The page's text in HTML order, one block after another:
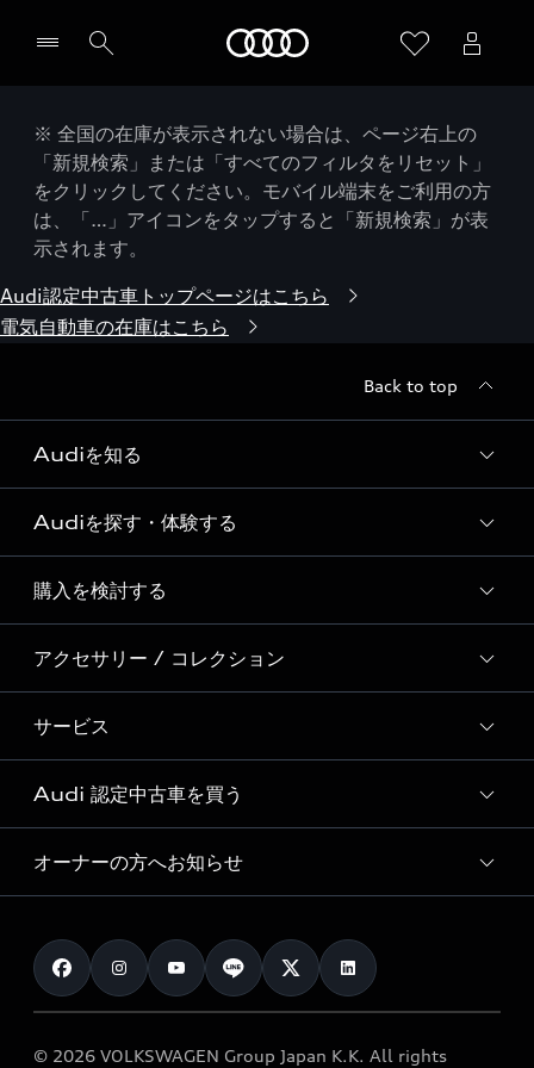
※ 全国の在庫が表示されない場合は、ページ右上の
「新規検索」または「すべてのフィルタをリセット」
をクリックしてください。モバイル端末をご利用の方
は、「…」アイコンをタップすると「新規検索」が表
示されます。
Audi認定中古車トップページはこちら
電気自動車の在庫はこちら
Back to top
Audiを知る
Audi ブランド
Story of Progress
Audi Sport
Formula 1®
デジタルサービス
Audiを探す・体験する
ディーラー検索
新車在庫検索
試乗車・展示車検索
見積り依頼
試乗予約
購入を検討する
モデル一覧
特別仕様モデル / 限定モデル
e-tronラインアップ
価格シミュレーション
車両比較
カタログ一覧
アクセサリー / コレクション
純正アクセサリー
オンラインショップ
Audi collection
アウディナビアプリ
サービス
サービス入庫予約
サービスプログラム
メンテナンス
車検 / 定期点検
e-tronアフターサポート
Audi 認定中古車を買う
Audi認定中古車
クオリティ
保証
メンテナンス
オーナーの方へお知らせ
お知らせ
オーナー様向けキャンペーン
© 2026 VOLKSWAGEN Group Japan K.K. All rights